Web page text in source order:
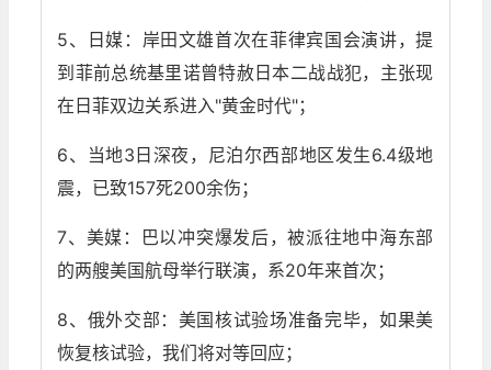
5、日媒：岸田文雄首次在菲律宾国会演讲，提
到菲前总统基里诺曾特赦日本二战战犯，主张现
在日菲双边关系进入"黄金时代"；
6、当地3日深夜，尼泊尔西部地区发生6.4级地
震，已致157死200余伤；
7、美媒：巴以冲突爆发后，被派往地中海东部
的两艘美国航母举行联演，系20年来首次；
8、俄外交部：美国核试验场准备完毕，如果美
恢复核试验，我们将对等回应；